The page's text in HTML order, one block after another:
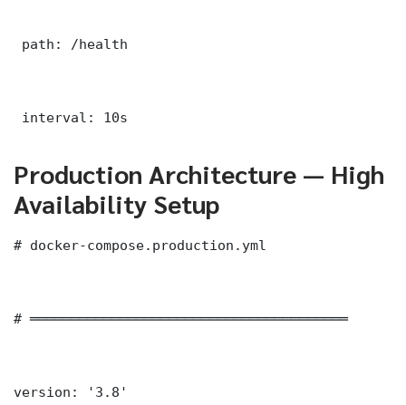
path: /health
interval: 10s
Production Architecture — High
Availability Setup
# docker-compose.production.yml
# ═══════════════════════════════════════
version: '3.8'